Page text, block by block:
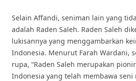
Selain Affandi, seniman lain yang
adalah Raden Saleh. Raden Saleh
lukisannya yang menggambarkan
Indonesia. Menurut Farah Wardani,
rupa, “Raden Saleh merupakan
Indonesia yang telah membawa